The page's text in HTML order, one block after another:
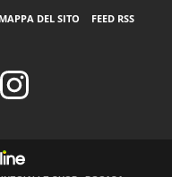
MAPPA DEL SITO
FEED RSS